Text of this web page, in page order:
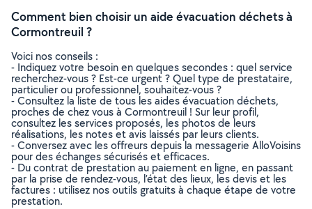
Comment bien choisir un aide évacuation déchets à
Cormontreuil ?
Voici nos conseils :
- Indiquez votre besoin en quelques secondes : quel service
recherchez-vous ? Est-ce urgent ? Quel type de prestataire,
particulier ou professionnel, souhaitez-vous ?
- Consultez la liste de tous les aides évacuation déchets,
proches de chez vous à Cormontreuil ! Sur leur profil,
consultez les services proposés, les photos de leurs
réalisations, les notes et avis laissés par leurs clients.
- Conversez avec les offreurs depuis la messagerie AlloVoisins
pour des échanges sécurisés et efficaces.
- Du contrat de prestation au paiement en ligne, en passant
par la prise de rendez-vous, l’état des lieux, les devis et les
factures : utilisez nos outils gratuits à chaque étape de votre
prestation.